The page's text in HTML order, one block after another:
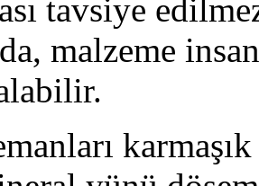
tavsiye
malzeme